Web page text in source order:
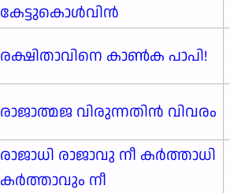
കേട്ടുകൊൾവിൻ
രക്ഷിതാവിനെ കാൺക പാപി!
രാജാത്മജ വിരുന്നതിൻ വിവരം
രാജാധി രാജാവു നീ കർത്താധി
കർത്താവും നീ